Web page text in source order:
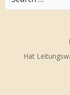
for:
Hat